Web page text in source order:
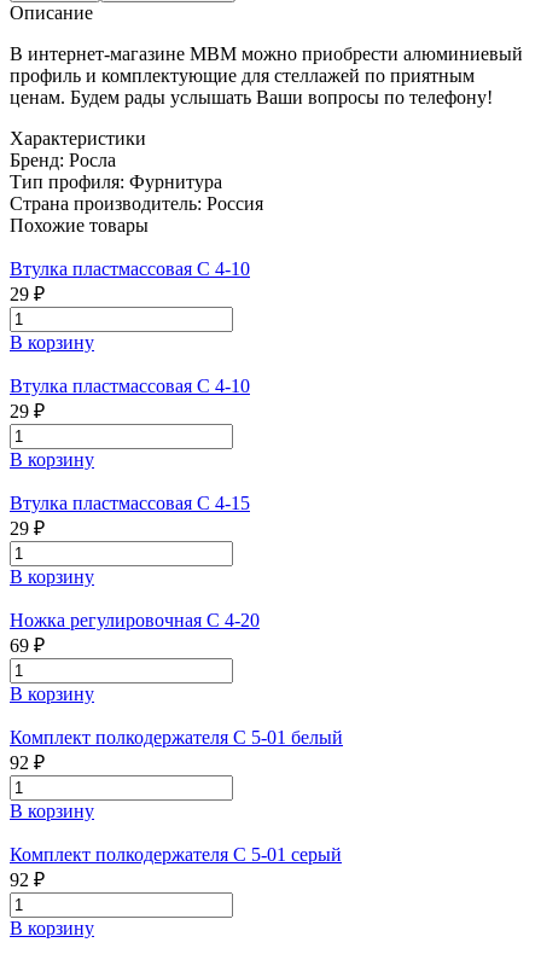
Описание
В интернет-магазине МВМ можно приобрести алюминиевый
профиль и комплектующие для стеллажей по приятным
ценам. Будем рады услышать Ваши вопросы по телефону!
Характеристики
Бренд: Росла
Тип профиля: Фурнитура
Страна производитель: Россия
Похожие товары
Втулка пластмассовая С 4-10
29 ₽
В корзину
Втулка пластмассовая С 4-10
29 ₽
В корзину
Втулка пластмассовая С 4-15
29 ₽
В корзину
Ножка регулировочная С 4-20
69 ₽
В корзину
Комплект полкодержателя С 5-01 белый
92 ₽
В корзину
Комплект полкодержателя С 5-01 серый
92 ₽
В корзину